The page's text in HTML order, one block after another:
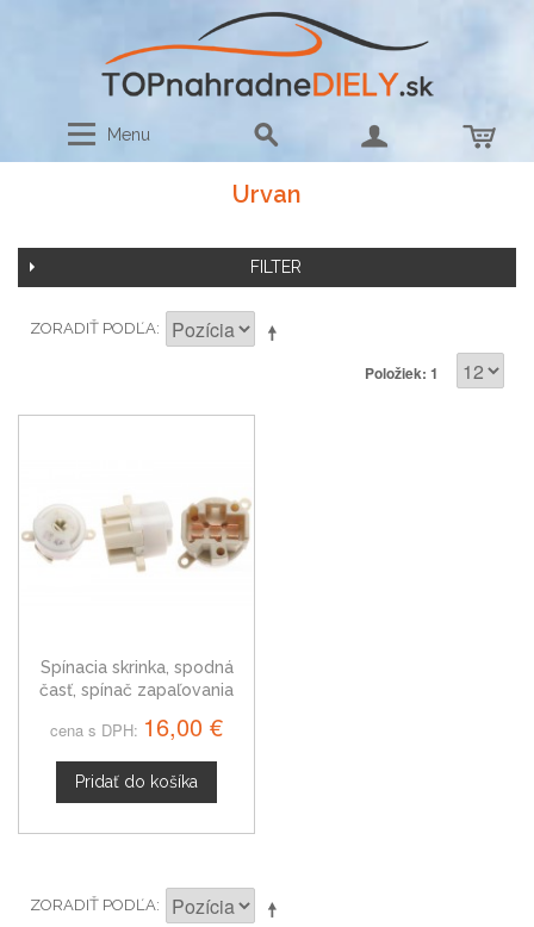
Menu
Urvan
FILTER
ZORADIŤ PODĽA
Položiek: 1
Spínacia skrinka, spodná
časť, spínač zapaľovania
cena s DPH: 16,00 €
Pridať do košíka
ZORADIŤ PODĽA